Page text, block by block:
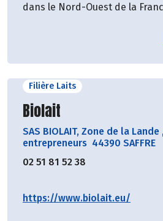
dans le Nord-Ouest de la
Filière Laits
Découvrir le producteur
Biolait
SAS BIOLAIT, Zone de la Lande ,
entrepreneurs 44390 SAFFRE
02 51 81 52 38
https://www.biolait.eu/